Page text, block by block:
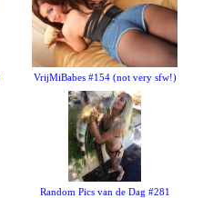
VrijMiBabes #154 (not very sfw!)
Random Pics van de Dag #281